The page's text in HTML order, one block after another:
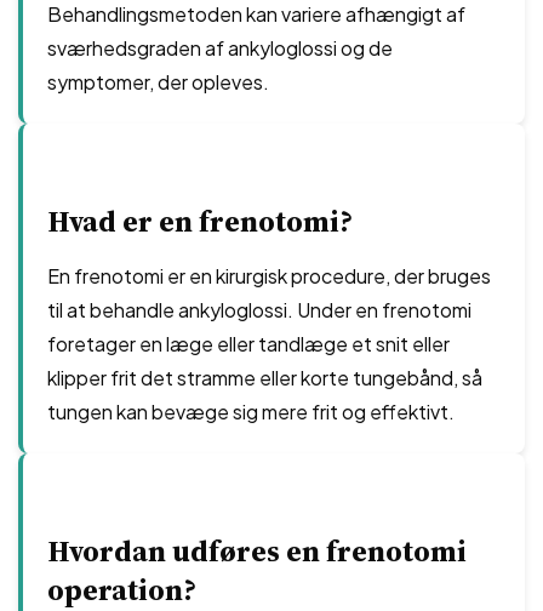
Behandlingsmetoden kan variere afhængigt af
sværhedsgraden af ​​ankyloglossi og de
symptomer, der opleves.
Hvad er en frenotomi?
En frenotomi er en kirurgisk procedure, der bruges
til at behandle ankyloglossi. Under en frenotomi
foretager en læge eller tandlæge et snit eller
klipper frit det stramme eller korte tungebånd, så
tungen kan bevæge sig mere frit og effektivt.
Hvordan udføres en frenotomi
operation?